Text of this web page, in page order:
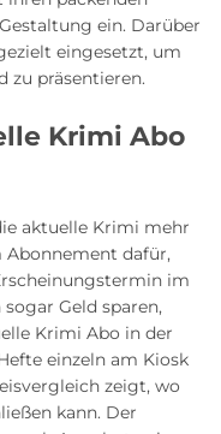
ein. Darüber
eingesetzt, um
zu präsentieren.
Krimi Abo
aktuelle Krimi mehr
dafür,
im
Geld sparen,
Krimi Abo in der
einzeln am Kiosk
zeigt, wo
kann. Der